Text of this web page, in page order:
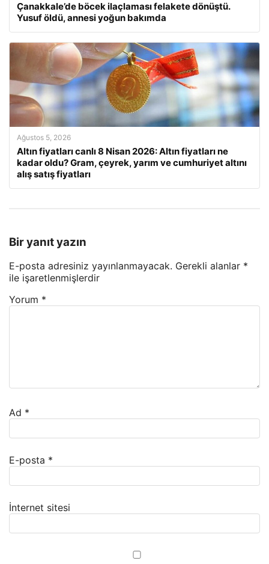
Çanakkale’de böcek ilaçlaması felakete dönüştü.
Yusuf öldü, annesi yoğun bakımda
Ağustos 5, 2026
Altın fiyatları canlı 8 Nisan 2026: Altın fiyatları ne
kadar oldu? Gram, çeyrek, yarım ve cumhuriyet altını
alış satış fiyatları
Bir yanıt yazın
E-posta adresiniz yayınlanmayacak. Gerekli alanlar *
ile işaretlenmişlerdir
Yorum *
Ad *
E-posta *
İnternet sitesi